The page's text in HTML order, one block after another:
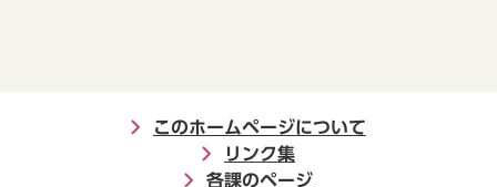
このホームページについて
リンク集
各課のページ